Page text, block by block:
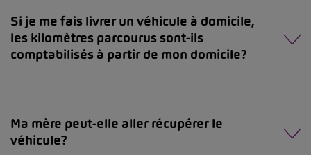
Si je me fais livrer un véhicule à domicile,
les kilomètres parcourus sont-ils
comptabilisés à partir de mon domicile?
Ma mère peut-elle aller récupérer le
véhicule?